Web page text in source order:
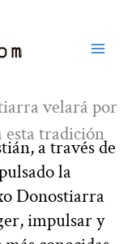
velará por
esta tradición
a través de
la
Donostiarra
impulsar y